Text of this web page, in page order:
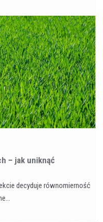
– jak uniknąć
decyduje równomierność